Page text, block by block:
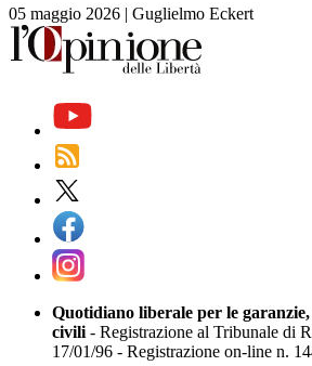
05 maggio 2026 | Guglielmo Eckert
Quotidiano liberale per le
civili - Registrazione al Tribunale di
17/01/96 - Registrazione on-line n.